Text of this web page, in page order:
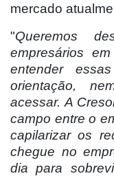
mercado
"Queremos
empresários
entender
orientação,
acessar. A
campo entre o
capilarizar os
chegue no
dia para